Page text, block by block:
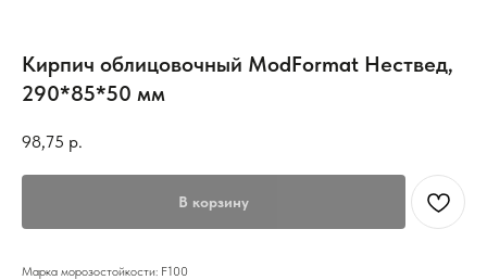
Кирпич облицовочный ModFormat Нествед,
290*85*50 мм
98,75 р.
В корзину
Марка морозостойкости: F100